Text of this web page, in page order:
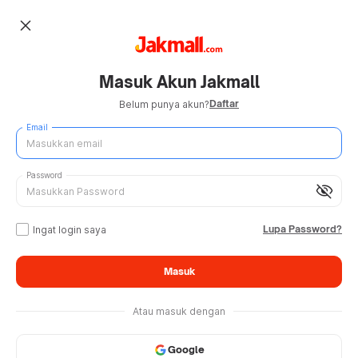
close
Masuk Akun Jakmall
Belum punya akun?Daftar
Email
visibility_off
Password
Ingat login saya Lupa Password?
Masuk
Atau masuk dengan
Google